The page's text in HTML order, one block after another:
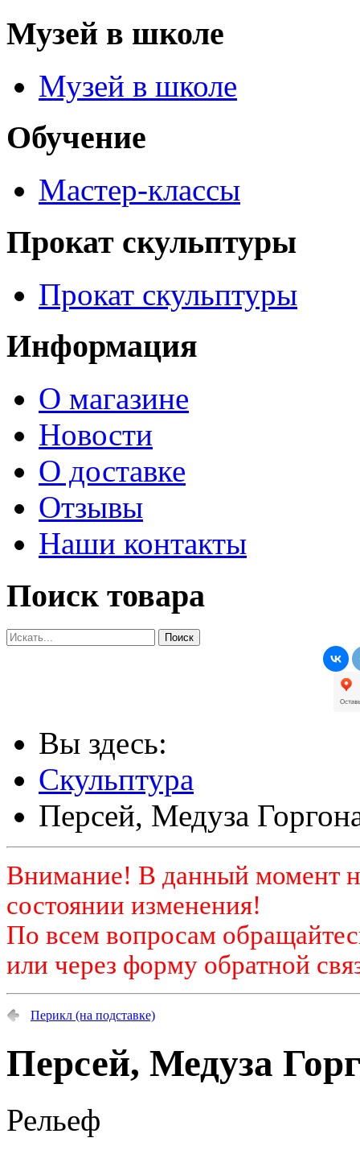
Музей в школе
Музей в школе
Обучение
Мастер-классы
Прокат скульптуры
Прокат скульптуры
Информация
О магазине
Новости
О доставке
Отзывы
Наши контакты
Поиск товара
Вы здесь:
Скульптура
Персей, Медуза
Внимание! В данный момент
состоянии изменения!
По всем вопросам
или через форму обратной
Перикл (на подставке)
Персей, Медуза
Рельеф